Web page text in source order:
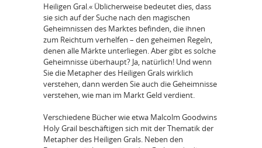
Heiligen Gral.« Üblicherweise bedeutet dies, dass
sie sich auf der Suche nach den magischen
Geheimnissen des Marktes befinden, die ihnen
zum Reichtum verhelfen – den geheimen Regeln,
denen alle Märkte unterliegen. Aber gibt es solche
Geheimnisse überhaupt? Ja, natürlich! Und wenn
Sie die Metapher des Heiligen Grals wirklich
verstehen, dann werden Sie auch die Geheimnisse
verstehen, wie man im Markt Geld verdient.
Verschiedene Bücher wie etwa Malcolm Goodwins
Holy Grail beschäftigen sich mit der Thematik der
Metapher des Heiligen Grals. Neben den